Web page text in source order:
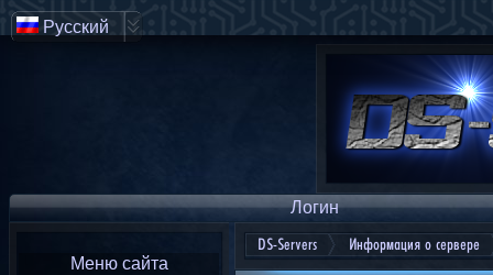
Логин
Меню сайта
DS-Servers Информация о сервере
Русский